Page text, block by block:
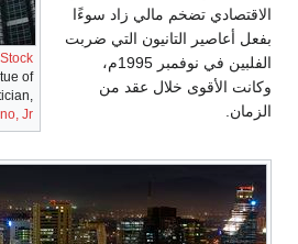
of
Jr.
الاقتصادي تضخم مالي زاد سوءًا
بفعل أعاصير التانيون التي ضربت
الفلبين في نوفمبر 1995م،
وكانت الأقوى خلال عقد من
الزمان.